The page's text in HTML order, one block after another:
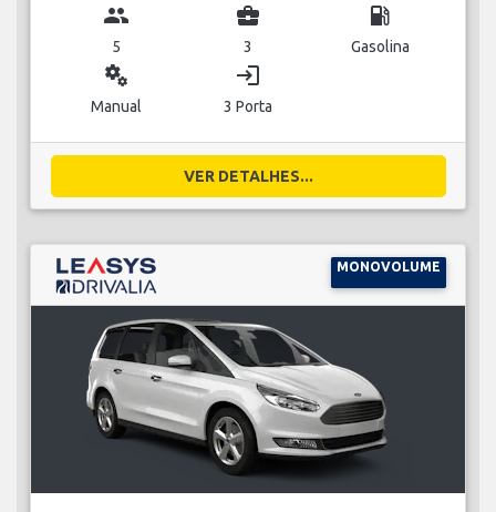
group
5
business_center
3
local_gas_station
Gasolina
miscellaneous_services
Manual
login
3 Porta
VER DETALHES...
MONOVOLUME